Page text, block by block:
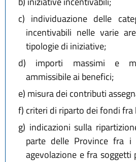
c) individuazione delle
incentivabili nelle varie
tipologie di iniziative;
d) importi massimi e
ammissibile ai benefici;
e) misura dei contributi
f) criteri di riparto dei fondi fra
g) indicazioni sulla
parte delle Province fra
agevolazione e fra soggetti